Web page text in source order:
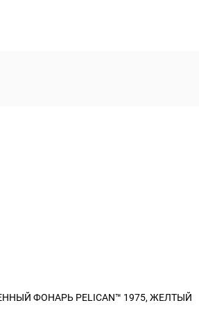
ФОНАРЬ PELICAN™ 1975, ЖЕЛТЫЙ